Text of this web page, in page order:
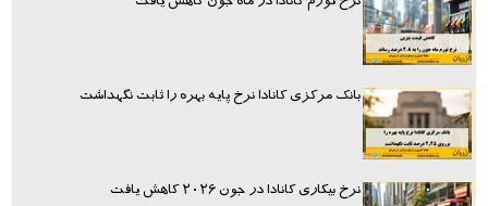
بانک مرکزی کانادا نرخ پایه بهره را ثابت نگهداشت
نرخ بیکاری کانادا در جون ۲۰۲۶ کاهش یافت